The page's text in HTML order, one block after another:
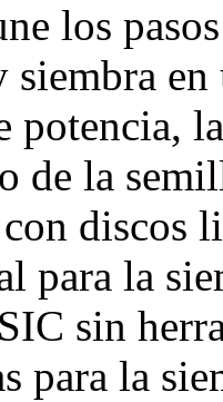
los
siembra
potencia,
de la
discos
para la
sin
para la